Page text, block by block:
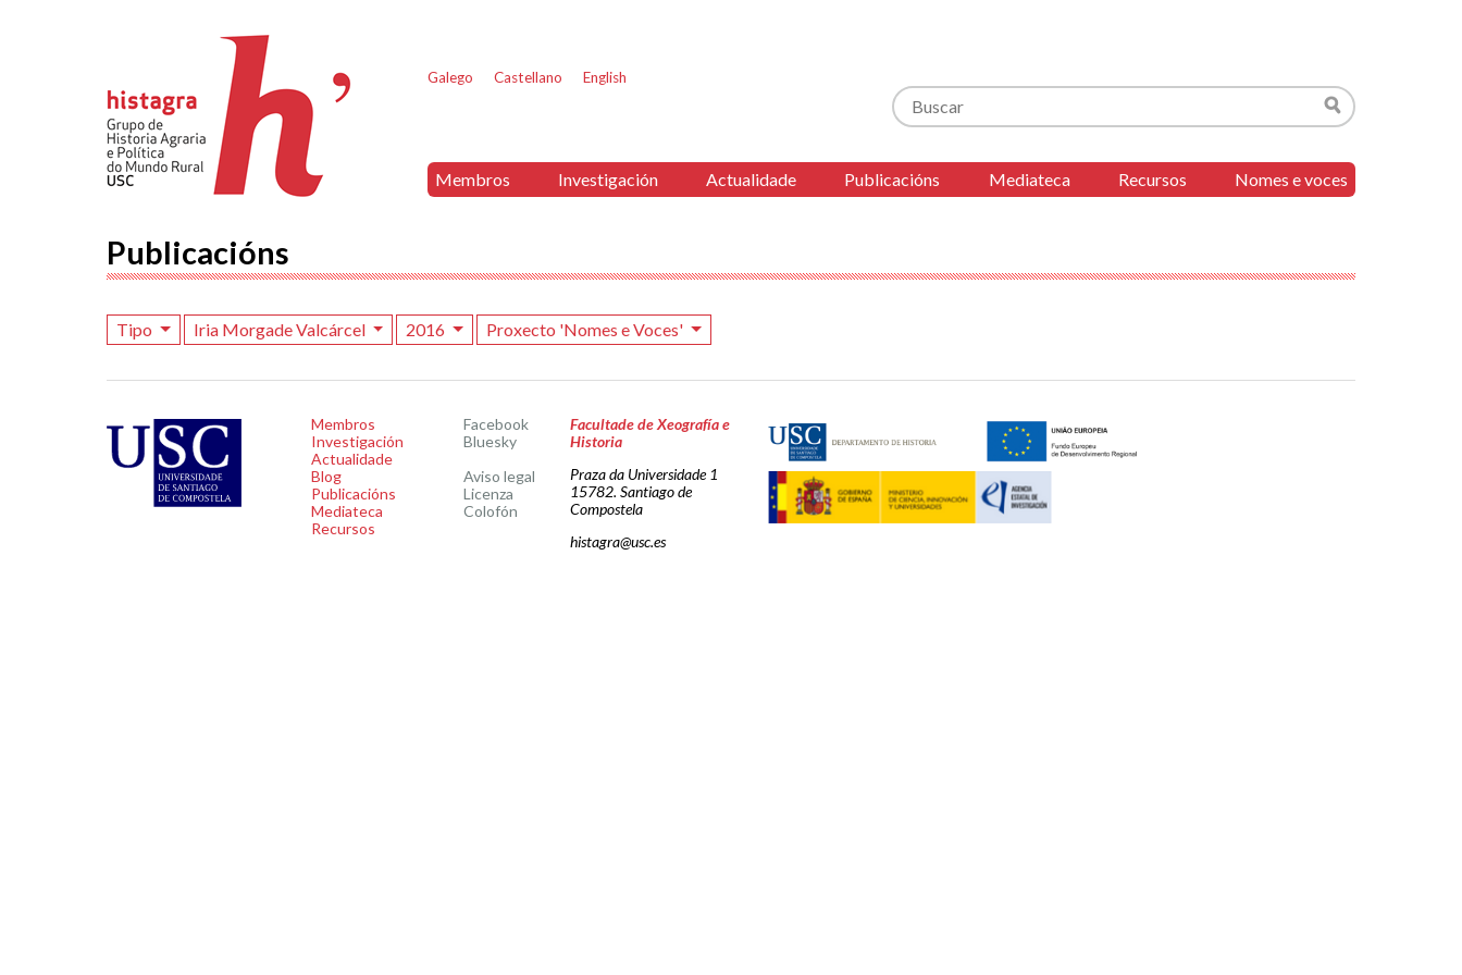
Galego Castellano English
Buscar
Buscar
Membros Investigación Actualidade Publicacións Mediateca Recursos Nomes e voces
Publicacións
Tipo Iria Morgade Valcárcel 2016 Proxecto 'Nomes e Voces'
Membros
Investigación
Actualidade
Blog
Publicacións
Mediateca
Recursos
Facebook
Bluesky
Aviso legal
Licenza
Colofón
Facultade de Xeografía e
Historia
Praza da Universidade 1
15782. Santiago de
Compostela
histagra@usc.es